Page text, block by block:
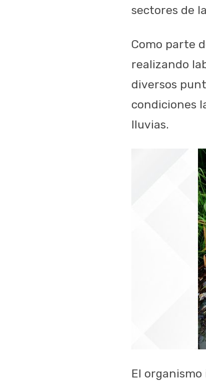
sectores de
Como parte
realizando
diversos
condiciones
lluvias.
El